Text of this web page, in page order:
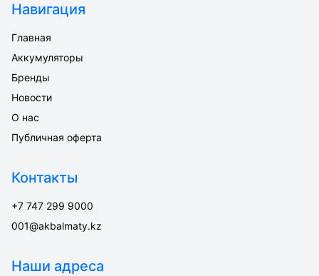
Навигация
Главная
Аккумуляторы
Бренды
Новости
О нас
Публичная оферта
Контакты
+7 747 299 9000
001@akbalmaty.kz
Наши адреса